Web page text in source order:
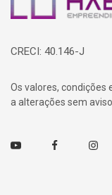
CRECI: 40.146-J
Os valores, condições
a alterações sem
Youtube Facebook